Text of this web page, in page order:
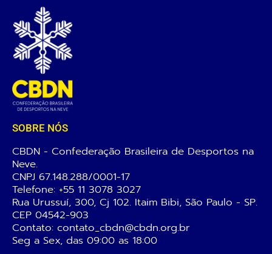
SOBRE NÓS
CBDN - Confederação Brasileira de Desportos na
Neve.
CNPJ 67.148.288/0001-17
Telefone: +55 11 3078 3027
Rua Urussuí, 300, Cj 102. Itaim Bibi, São Paulo - SP.
CEP 04542-903
Contato: contato_cbdn@cbdn.org.br
Seg a Sex, das 09:00 as 18:00